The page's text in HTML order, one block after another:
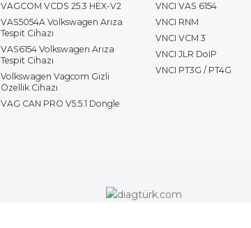
VAGCOM VCDS 25.3 HEX-V2
VAS5054A Volkswagen Arıza
Tespit Cihazı
VAS6154 Volkswagen Arıza
Tespit Cihazı
Volkswagen Vagcom Gizli
Özellik Cihazı
VAG CAN PRO V5.5.1 Dongle
VNCI VAS 6154
VNCI RNM
VNCI VCM 3
VNCI JLR DoIP
VNCI PT3G / PT4G